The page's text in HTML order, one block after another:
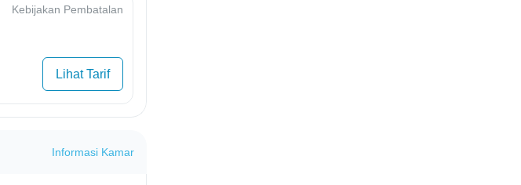
Kebijakan Pembatalan
Lihat Tarif
Informasi Kamar